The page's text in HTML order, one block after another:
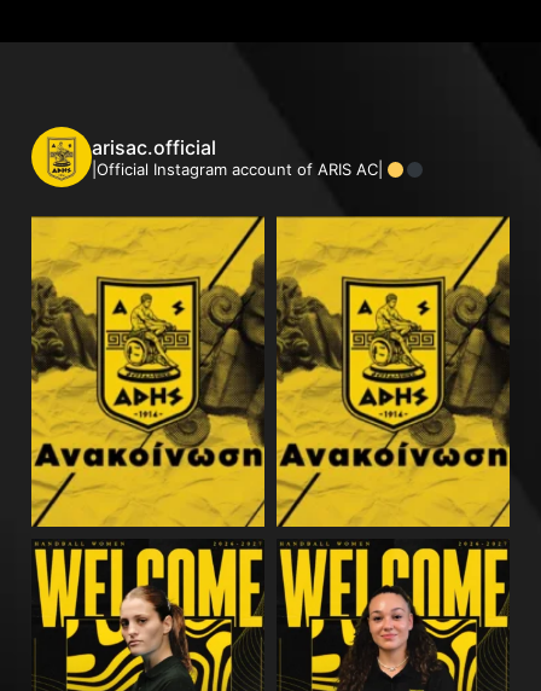
arisac.official
|Official Instagram account of ARIS AC|